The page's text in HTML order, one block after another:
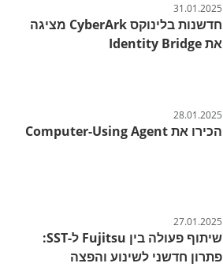
31.01.2025
חדשנות בלינוקס CyberArk מציגה
את Identity Bridge
28.01.2025
הכירו את Computer-Using Agent
27.01.2025
שיתוף פעולה בין Fujitsu ל-SST:
פתרון חדשני לשינוע והפצה